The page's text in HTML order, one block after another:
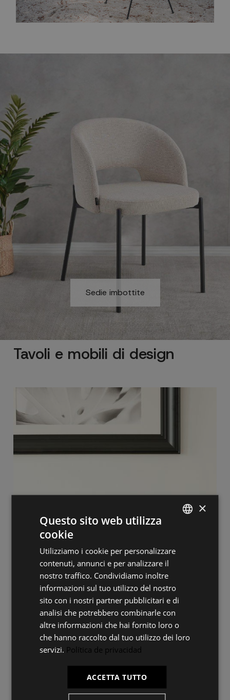
Sedie imbottite
Tavoli e mobili di design
ES
FR
IT
×
Questo sito web utilizza
cookie
Utilizziamo i cookie per personalizzare
contenuti, annunci e per analizzare il
nostro traffico. Condividiamo inoltre
informazioni sul tuo utilizzo del nostro
sito con i nostri partner pubblicitari e di
analisi che potrebbero combinarle con
altre informazioni che hai fornito loro o
che hanno raccolto dal tuo utilizzo dei loro
servizi. Política de privacidad
ACCETTA TUTTO